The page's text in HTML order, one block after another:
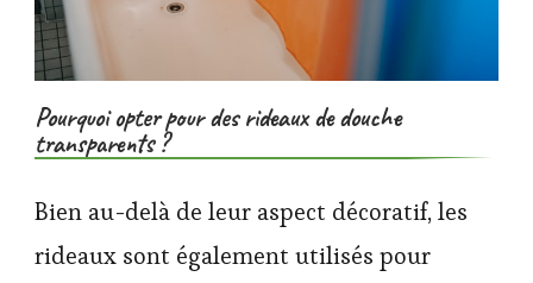
Pourquoi opter pour des rideaux de douche
transparents ?
Bien au-delà de leur aspect décoratif, les
rideaux sont également utilisés pour